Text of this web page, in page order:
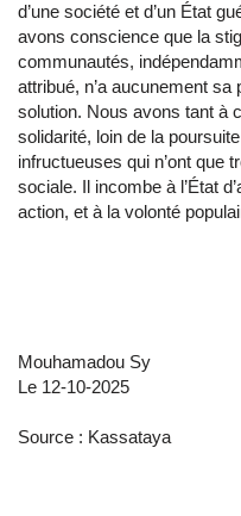
d’une société et d’un État
avons conscience que la
communautés,
attribué, n’a aucunement
solution. Nous avons tant à
solidarité, loin de la
infructueuses qui n’ont que
sociale. Il incombe à l’État
action, et à la volonté
Mouhamadou Sy
Le 12-10-2025
Source : Kassataya